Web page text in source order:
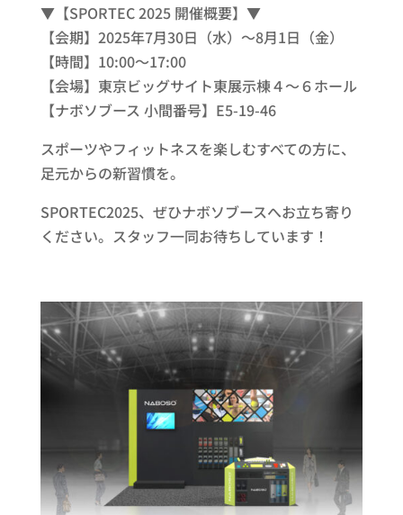
▼【SPORTEC 2025 開催概要】▼
【会期】2025年7月30日（水）～8月1日（金）
【時間】10:00～17:00
【会場】東京ビッグサイト東展示棟４～６ホール
【ナボソブース 小間番号】E5-19-46
スポーツやフィットネスを楽しむすべての方に、
足元からの新習慣を。
SPORTEC2025、ぜひナボソブースへお立ち寄り
ください。スタッフ一同お待ちしています！